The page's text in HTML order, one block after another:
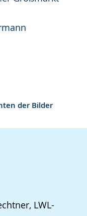
der Bilder
LWL-